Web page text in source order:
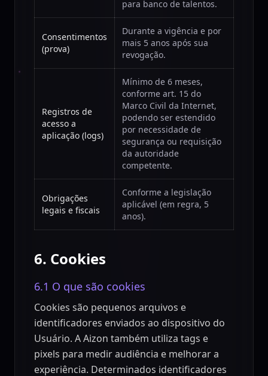
para banco de talentos.
Consentimentos
(prova)
Durante a vigência e por
mais 5 anos após sua
revogação.
Registros de
acesso a
aplicação (logs)
Mínimo de 6 meses,
conforme art. 15 do
Marco Civil da Internet,
podendo ser estendido
por necessidade de
segurança ou requisição
da autoridade
competente.
Obrigações
legais e fiscais
Conforme a legislação
aplicável (em regra, 5
anos).
6. Cookies
6.1 O que são cookies
Cookies são pequenos arquivos e
identificadores enviados ao dispositivo do
Usuário. A Aizon também utiliza tags e
pixels para medir audiência e melhorar a
experiência. Determinados identificadores